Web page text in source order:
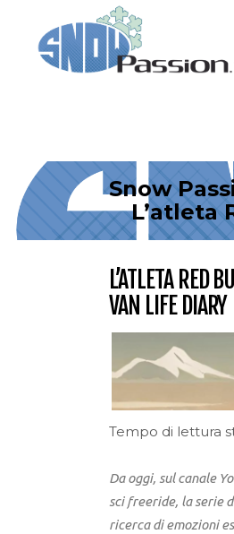
Snow
L’atleta
L’ATLETA RED
VAN LIFE DIARY
Tempo di lettura
Da oggi, sul canale
sci freeride, la serie
ricerca di emozioni